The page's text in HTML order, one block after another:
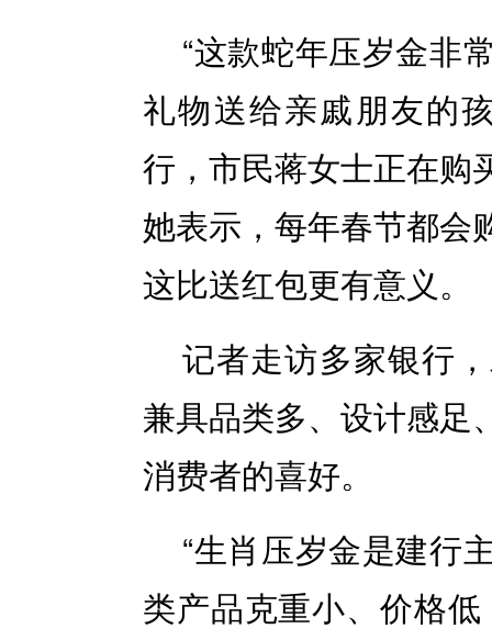
“这款蛇年压岁金非
礼物送给亲戚朋友的
行，市民蒋女士正在购
她表示，每年春节都会
这比送红包更有意义。
记者走访多家银行
兼具品类多、设计感足
消费者的喜好。
“生肖压岁金是建行
类产品克重小、价格